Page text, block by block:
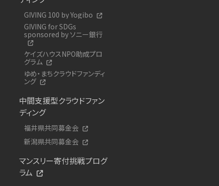
GIVING 100 by Yogibo
GIVING for SDGs
sponsored by ソニー銀行
ケイズハウスNPO助成プロ
グラム
ゆめ・まちクラウドファンディ
ング
中間支援型クラウドファン
ディング
福井県共同募金会
新潟県共同募金会
マンスリー寄付挑戦プログ
ラム